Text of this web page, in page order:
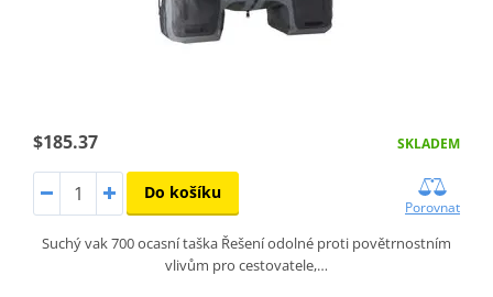
$185.37 SKLADEM
Do košíku
Porovnat
Suchý vak 700 ocasní taška Řešení odolné proti povětrnostním
vlivům pro cestovatele,…